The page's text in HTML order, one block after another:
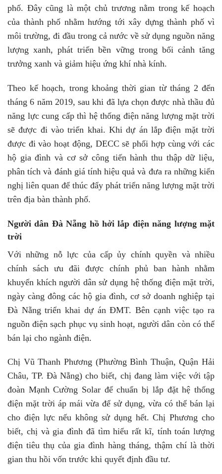
phố. Đây cũng là một chủ trương nằm trong kế hoạch
của thành phố nhằm hướng tới xây dựng thành phố vì
môi trường, đi đầu trong cả nước về sử dụng nguồn năng
lượng xanh, phát triển bền vững trong bối cảnh tăng
trưởng xanh và giảm hiệu ứng khí nhà kính.
Theo kế hoạch, trong khoảng thời gian từ tháng 2 đến
tháng 6 năm 2019, sau khi đã lựa chọn được nhà thầu đủ
năng lực cung cấp thì hệ thống điện năng lượng mặt trời
sẽ được đi vào triển khai. Khi dự án lắp điện mặt trời
được đi vào hoạt động, DECC sẽ phối hợp cùng với các
hộ gia đình và cơ sở công tiến hành thu thập dữ liệu,
phân tích và đánh giá tính hiệu quả và đưa ra những kiến
nghị liên quan để thúc đẩy phát triển năng lượng mặt trời
trên địa bàn thành phố.
Người dân Đà Nẵng hồ hởi lắp điện năng lượng mặt
trời
Với những nỗ lực của cấp ủy chính quyền và nhiều
chính sách ưu đãi được chính phủ ban hành nhằm
khuyến khích người dân sử dụng hệ thống điện mặt trời,
ngày càng đông các hộ gia đình, cơ sở doanh nghiệp tại
Đà Nẵng triển khai dự án ĐMT. Bên cạnh việc tạo ra
nguồn điện sạch phục vụ sinh hoạt, người dân còn có thể
bán lại cho ngành điện.
Chị Vũ Thanh Phương (Phường Bình Thuận, Quận Hải
Châu, TP. Đà Nẵng) cho biết, chị đang làm việc với tập
đoàn Mạnh Cường Solar để chuẩn bị lắp đặt hệ thống
điện mặt trời áp mái vừa để sử dụng, vừa có thể bán lại
cho điện lực nếu không sử dụng hết. Chị Phương cho
biết, chị và gia đình đã tìm hiểu rất kĩ, tính toán lượng
điện tiêu thụ của gia đình hàng tháng, thậm chí là thời
gian thu hồi vốn trước khi quyết định đầu tư.